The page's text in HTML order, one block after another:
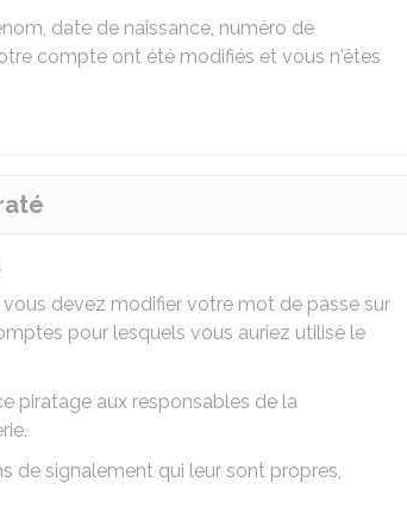
date de naissance, numéro de
compte ont été modifiés et vous n'êtes
devez modifier votre mot de passe sur
pour lesquels vous auriez utilisé le
piratage aux responsables de la
de signalement qui leur sont propres,